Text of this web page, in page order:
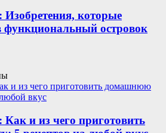
которые
островок
и из чего приготовить